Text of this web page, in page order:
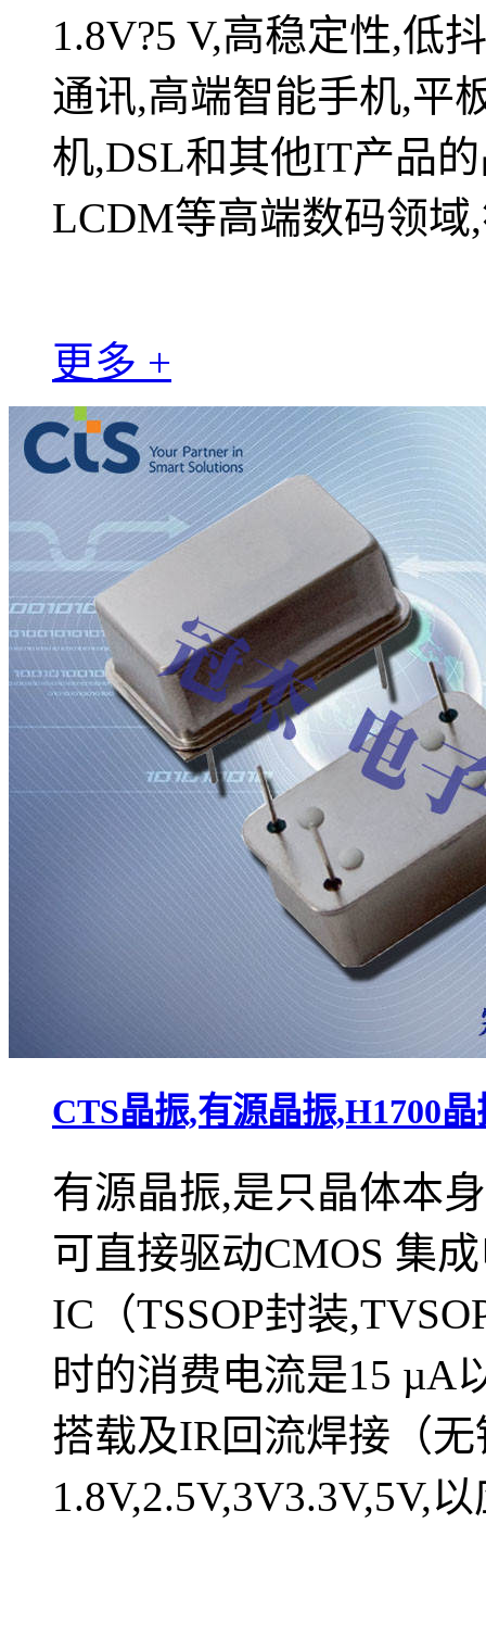
1.8V?5 V,高稳定性,低
通讯,高端智能手机,平
机,DSL和其他IT产品
LCDM等高端数码领域
更多 +
CTS晶振,有源晶振,H1700晶
有源晶振,是只晶体本
可直接驱动CMOS 集
IC（TSSOP封装
时的消费电流是15 µA
搭载及IR回流焊接（
1.8V,2.5V,3V3.3V,5V,